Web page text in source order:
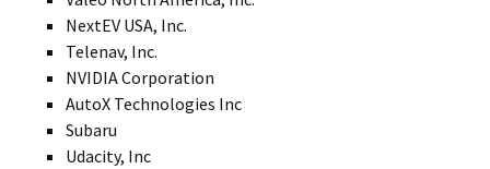
NextEV USA, Inc.
Telenav, Inc.
NVIDIA Corporation
AutoX Technologies Inc
Subaru
Udacity, Inc